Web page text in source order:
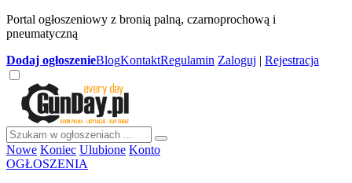
Portal ogłoszeniowy z bronią palną, czarnoprochową i
pneumatyczną
Dodaj ogłoszenieBlogKontaktRegulamin Zaloguj | Rejestracja
Nowe Koniec Ulubione Konto
OGŁOSZENIA